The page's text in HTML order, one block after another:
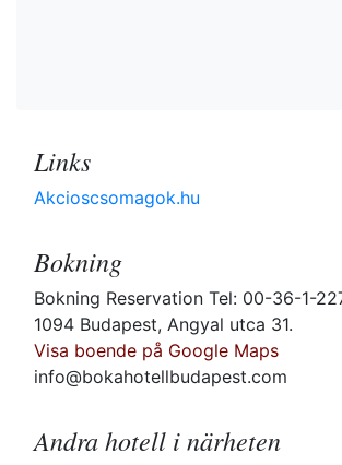
Links
Akcioscsomagok.hu
Bokning
Bokning Reservation Tel: 00-36-1-
1094 Budapest, Angyal utca 31.
Visa boende på Google Maps
info@bokahotellbudapest.com
Andra hotell i närheten